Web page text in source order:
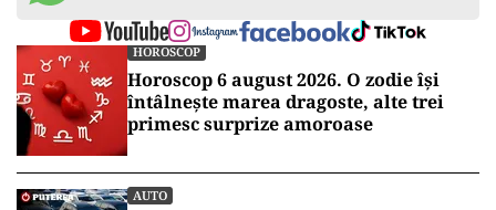
HOROSCOP
Horoscop 6 august 2026. O zodie își
întâlnește marea dragoste, alte trei
primesc surprize amoroase
AUTO